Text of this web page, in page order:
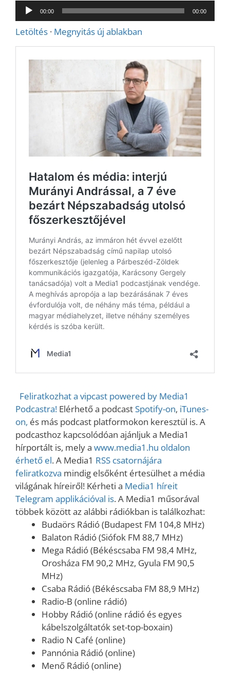
Audió
lejátszó
00:00 00:00
Letöltés · Megnyitás új ablakban
Feliratkozhat a vipcast powered by Media1
Podcastra! Elérhető a podcastSpotify-on, iTunes-
on, és más podcast platformokon keresztül is. A
podcasthoz kapcsolódóan ajánljuk a Media1
hírportált is, mely a www.media1.hu oldalon
érhető el. A Media1 RSS csatornájára
feliratkozva mindig elsőként értesülhet a média
világának híreiről! Kérheti a Media1 híreit
Telegram applikációval is. A Media1 műsorával
többek között az alábbi rádiókban is találkozhat:
Budaörs Rádió (Budapest FM 104,8 MHz)
Balaton Rádió (Siófok FM 88,7 MHz)
Mega Rádió (Békéscsaba FM 98,4 MHz,
Orosháza FM 90,2 MHz, Gyula FM 90,5
MHz)
Csaba Rádió (Békéscsaba FM 88,9 MHz)
Radio-B (online rádió)
Hobby Rádió (online rádió és egyes
kábelszolgáltatók set-top-boxain)
Radio N Café (online)
Pannónia Rádió (online)
Menő Rádió (online)